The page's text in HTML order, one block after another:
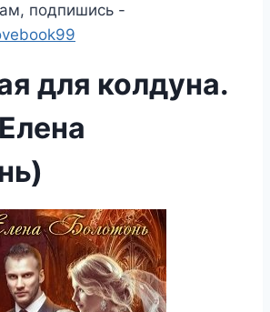
подпишись -
для колдуна.